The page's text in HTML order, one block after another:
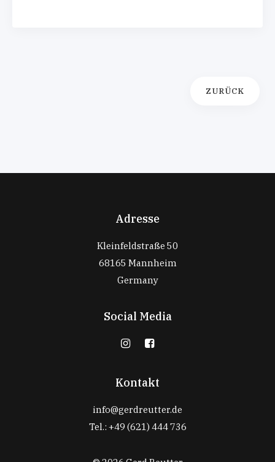
ZURÜCK
Adresse
Kleinfeldstraße 50
68165 Mannheim
Germany
Social Media
Kontakt
info@gerdreutter.de
Tel.: +49 (621) 444 736